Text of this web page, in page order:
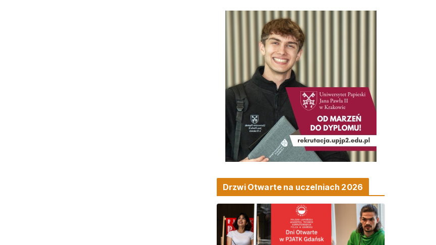
Drzwi Otwarte na uczelniach 2026